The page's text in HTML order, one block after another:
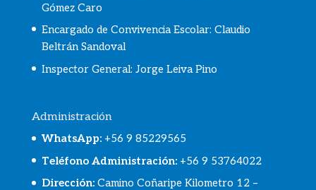
Gómez Caro
Encargado de Convivencia Escolar: Claudio
Beltrán Sandoval
Inspector General: Jorge Leiva Pino
Administración
WhatsApp: +56 9 85229565
Teléfono Administración: +56 9 53764022
Dirección:Camino Coñaripe Kilometro 12 –